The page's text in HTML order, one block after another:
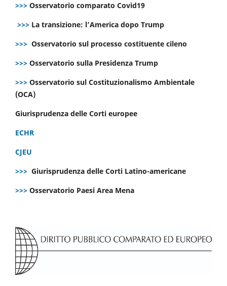
>>> Osservatorio comparato Covid19
>>> La transizione: l’America dopo Trump
>>> Osservatorio sul processo costituente cileno
>>> Osservatorio sulla Presidenza Trump
>>> Osservatorio sul Costituzionalismo Ambientale
(OCA)
Giurisprudenza delle Corti europee
ECHR
CJEU
>>> Giurisprudenza delle Corti Latino-americane
>>> Osservatorio Paesi Area Mena